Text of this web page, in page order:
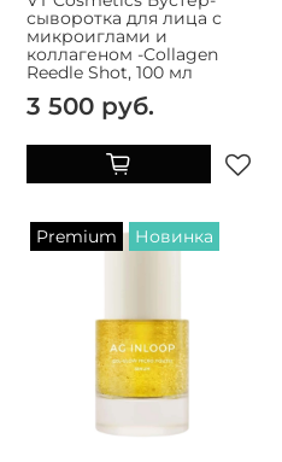
сыворотка для лица с
микроиглами и
коллагеном -Collagen
Reedle Shot, 100 мл
3 500 руб.
Premium Новинка